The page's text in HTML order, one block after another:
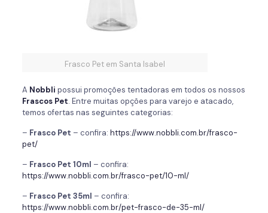
Frasco Pet em Santa Isabel
A Nobbli possui promoções tentadoras em todos os nossos
Frascos Pet. Entre muitas opções para varejo e atacado,
temos ofertas nas seguintes categorias:
– Frasco Pet – confira: https://www.nobbli.com.br/frasco-
pet/
– Frasco Pet 10ml – confira:
https://www.nobbli.com.br/frasco-pet/10-ml/
– Frasco Pet 35ml – confira:
https://www.nobbli.com.br/pet-frasco-de-35-ml/